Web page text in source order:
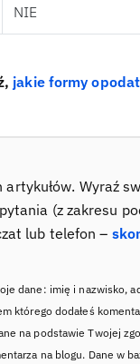
NIE
jakie formy
Wyraź
(z zakresu
lub telefon –
dane: imię i nazwisko,
którego dodałeś
na podstawie Twojej
na blogu. Dane w